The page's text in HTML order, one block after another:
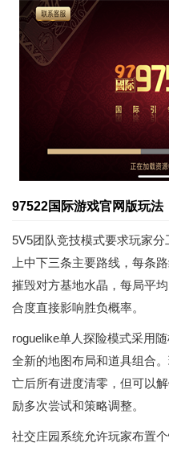
97522国际游戏官网版玩法
5V5团队竞技模式要求玩家
上中下三条主要路线，每条
摧毁对方基地水晶，每局平
合度直接影响胜负概率。
roguelike单人探险模式采用
全新的地图布局和道具组合
亡后所有进度清零，但可以
励多次尝试和策略调整。
社交庄园系统允许玩家布置